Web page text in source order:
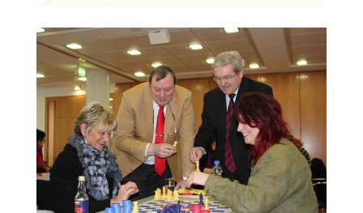
Zeige
grösseres
Bild